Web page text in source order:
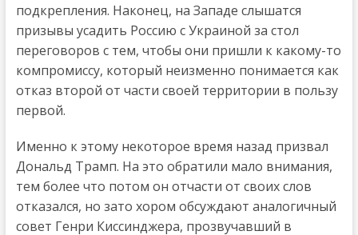
подкрепления. Наконец, на Западе слышатся
призывы усадить Россию с Украиной за стол
переговоров с тем, чтобы они пришли к какому-то
компромиссу, который неизменно понимается как
отказ второй от части своей территории в пользу
первой.
Именно к этому некоторое время назад призвал
Дональд Трамп. На это обратили мало внимания,
тем более что потом он отчасти от своих слов
отказался, но зато хором обсуждают аналогичный
совет Генри Киссинджера, прозвучавший в